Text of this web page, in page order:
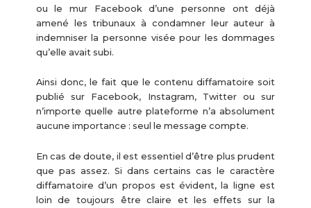
ou le mur Facebook d’une personne ont déjà
amené les tribunaux à condamner leur auteur à
indemniser la personne visée pour les dommages
qu’elle avait subi.
Ainsi donc, le fait que le contenu diffamatoire soit
publié sur Facebook, Instagram, Twitter ou sur
n’importe quelle autre plateforme n’a absolument
aucune importance : seul le message compte.
En cas de doute, il est essentiel d’être plus prudent
que pas assez. Si dans certains cas le caractère
diffamatoire d’un propos est évident, la ligne est
loin de toujours être claire et les effets sur la